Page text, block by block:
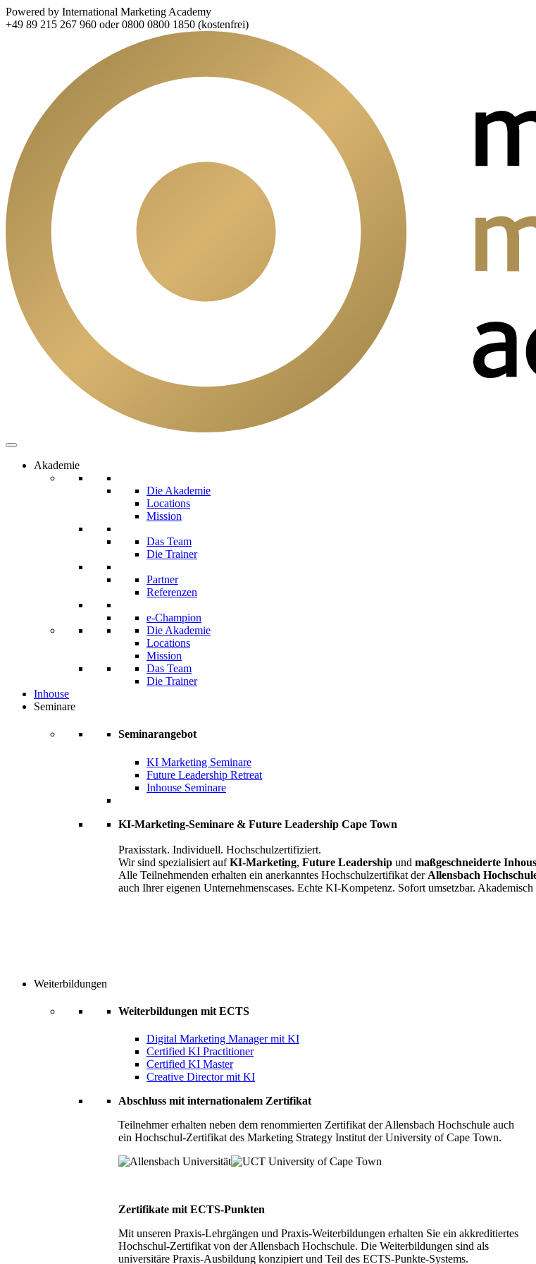
Powered by International Marketing Academy
+49 89 215 267 960 oder 0800 0800 1850 (kostenfrei)
Akademie
Die Akademie
Locations
Mission
Das Team
Die Trainer
Partner
Referenzen
e-Champion
Die Akademie
Locations
Mission
Das Team
Die Trainer
Inhouse
Seminare
Seminarangebot
KI Marketing Seminare
Future Leadership Retreat
Inhouse Seminare
KI-Marketing-Seminare & Future Leadership Cape Town
Praxisstark. Individuell. Hochschulzertifiziert.
Wir sind spezialisiert aufKI-Marketing, Future Leadership und maßgeschneiderte
Alle Teilnehmenden erhalten ein anerkanntes Hochschulzertifikat der Allensbach
auch Ihrer eigenen Unternehmenscases. Echte KI-Kompetenz. Sofort umsetzbar. Akademisch
Weiterbildungen
Weiterbildungen mit ECTS
Digital Marketing Manager mit KI
Certified KI Practitioner
Certified KI Master
Creative Director mit KI
Abschluss mit internationalem Zertifikat
Teilnehmer erhalten neben dem renommierten Zertifikat der Allensbach Hochschule auch
ein Hochschul-Zertifikat des Marketing Strategy Institut der University of Cape Town.
Zertifikate mit ECTS-Punkten
Mit unseren Praxis-Lehrgängen und Praxis-Weiterbildungen erhalten Sie ein akkreditiertes
Hochschul-Zertifikat von der Allensbach Hochschule. Die Weiterbildungen sind als
universitäre Praxis-Ausbildung konzipiert und Teil des ECTS-Punkte-Systems.